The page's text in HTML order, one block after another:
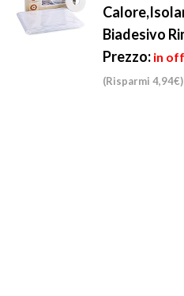
Biadesivo
Prezzo: in
(Risparmi 4,94€)